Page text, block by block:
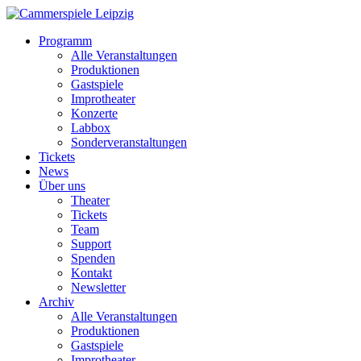
Programm
Alle Veranstaltungen
Produktionen
Gastspiele
Improtheater
Konzerte
Labbox
Sonderveranstaltungen
Tickets
News
Über uns
Theater
Tickets
Team
Support
Spenden
Kontakt
Newsletter
Archiv
Alle Veranstaltungen
Produktionen
Gastspiele